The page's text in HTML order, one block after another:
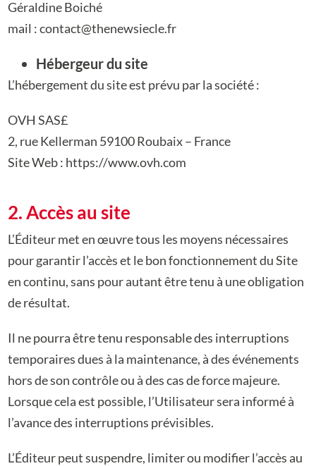
Géraldine Boiché
mail : contact@thenewsiecle.fr
Hébergeur du site
L’hébergement du site est prévu par la société :
OVH SAS£
2, rue Kellerman 59100 Roubaix – France
Site Web : https://www.ovh.com
2. Accès au site
L’Éditeur met en œuvre tous les moyens nécessaires
pour garantir l’accès et le bonfonctionnement du Site
en continu, sans pour autant être tenu à une obligation
de résultat.
Il ne pourra être tenu responsable des interruptions
temporaires dues à la maintenance, à des événements
hors de son contrôle ou à des cas de force majeure.
Lorsque cela est possible, l’Utilisateur sera informé à
l’avance des interruptions prévisibles.
L’Éditeur peut suspendre, limiter ou modifier l’accès au